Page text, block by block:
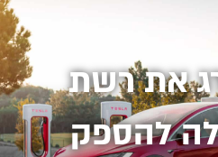
את רשת
להספק